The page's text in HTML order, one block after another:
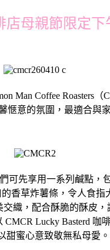
店母親節限定
Man Coffee Roasters
愜意的氛圍，最適合與
可先享用一系列鹹點，
香草炸薯條，令人食指
織，配合酥脆的酥皮，
Lucky Basterd
甜蜜心意致敬無私母愛。